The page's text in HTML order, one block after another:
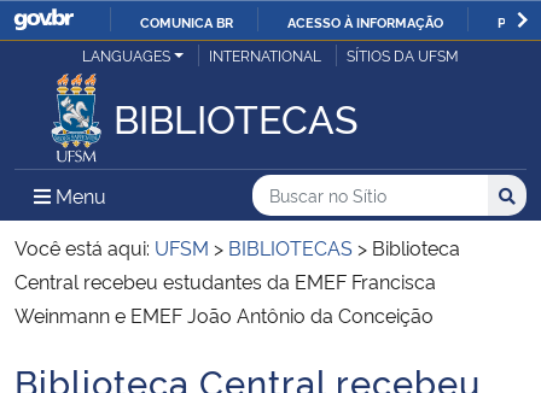
IR
O
COMUNICA BR ACESSO À INFORMAÇÃO
Ministério da Justiça e Segurança Pública
Ministério da Defesa
Ministério das Relações Exteriores
Ministério da Economia
Ministério da Infraestrutura
LANGUAGES INTERNATIONAL SÍTIOS DA UFSM
BIBLIOTECAS
Menu Menu Principal do Sítio
Busca
Buscar no no Sítio
Busca:
Você está aqui: UFSM > BIBLIOTECAS > Biblioteca
Central recebeu estudantes da EMEF Francisca
Weinmann e EMEF João Antônio da Conceição
Início do conteúdo
Biblioteca Central recebeu